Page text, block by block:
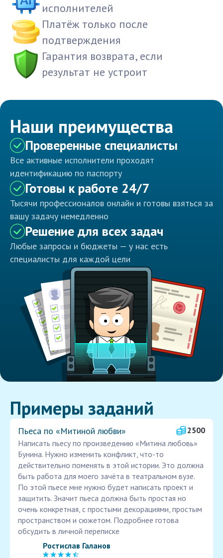
исполнителей
Платёж только после
подтверждения
Гарантия возврата, если
результат не устроит
Наши преимущества
Проверенные специалисты
Все активные исполнители проходят
идентификацию по паспорту
Готовы к работе 24/7
Тысячи профессионалов онлайн и готовы взяться за
вашу задачу немедленно
Решение для всех задач
Любые запросы и бюджеты — у нас есть
специалисты для каждой цели
Примеры заданий
Пьеса по «Митиной любви»
2500
Написать пьесу по произведению «Митина любовь»
Бунина. Нужно изменить конфликт, что-то
действительно поменять в этой истории. Это должна
быть работа для моего зачёта в театральном вузе.
По этой пьесе мне нужно будет написать проект и
защитить. Значит пьеса должна быть простая но
очень конкретная, с простыми декорациями, простым
пространством и сюжетом. Подробнее готова
обсудить в личной переписке
Ростислав Галанов